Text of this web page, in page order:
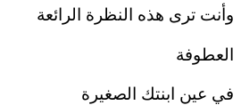
وأنت ترى هذه النظرة الرائعة
العطوفة
في عين ابنتك الصغيرة